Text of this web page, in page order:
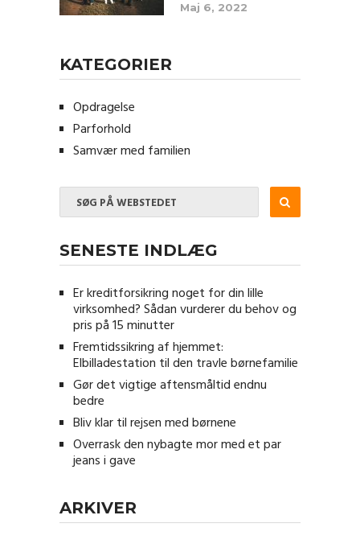
Maj 6, 2022
KATEGORIER
Opdragelse
Parforhold
Samvær med familien
SENESTE INDLÆG
Er kreditforsikring noget for din lille
virksomhed? Sådan vurderer du behov og
pris på 15 minutter
Fremtidssikring af hjemmet:
Elbilladestation til den travle børnefamilie
Gør det vigtige aftensmåltid endnu
bedre
Bliv klar til rejsen med børnene
Overrask den nybagte mor med et par
jeans i gave
ARKIVER